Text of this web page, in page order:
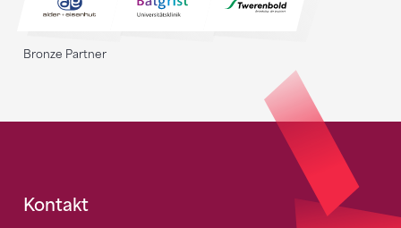
Bronze Partner
Fusszeile
Kontakt